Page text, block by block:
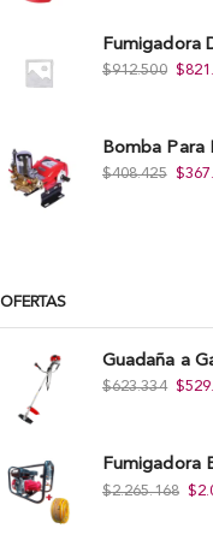
$912.500 $
$408.425 $
OFERTAS
Guadaña a
$623.334 $
$2.265.168 $